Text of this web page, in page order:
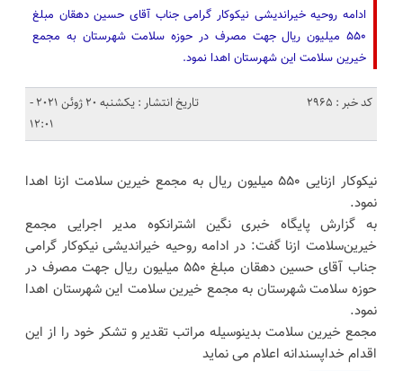
ادامه روحیه خیراندیشی نیکوکار گرامی جناب آقای حسین دهقان مبلغ
۵۵۰ میلیون ریال جهت ‌مصرف در حوزه سلامت شهرستان به مجمع
خیرین سلامت این شهرستان اهدا نمود.
کد خبر : 2965
تاریخ انتشار : یکشنبه 20 ژوئن 2021 -
12:01
نیکوکار ازنایی ۵۵۰ میلیون ریال به مجمع خیرین سلامت ازنا‌ اهدا
نمود.
به گزارش پایگاه خبری نگین اشترانکوه مدیر اجرایی مجمع
خیرین‌سلامت ازنا گفت: در ادامه روحیه خیراندیشی نیکوکار گرامی
جناب آقای حسین دهقان مبلغ ۵۵۰ میلیون ریال جهت ‌مصرف در
حوزه سلامت شهرستان به مجمع خیرین سلامت این شهرستان اهدا
نمود.
مجمع خیرین سلامت بدینوسیله مراتب تقدیر و تشکر خود را از این
اقدام خداپسندانه اعلام می نماید